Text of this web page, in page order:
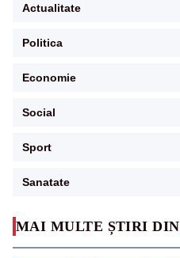
MAI MULTE ȘTIRI DIN
Actualitate
Politica
Economie
Social
Sport
Sanatate